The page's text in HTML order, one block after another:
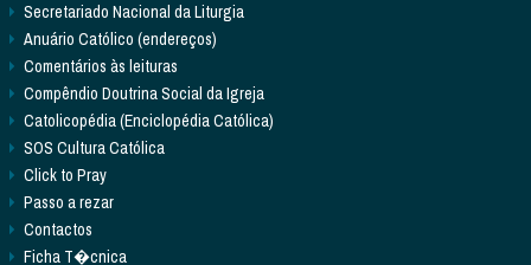
Secretariado Nacional da Liturgia
Anuário Católico (endereços)
Comentários às leituras
Compêndio Doutrina Social da Igreja
Catolicopédia (Enciclopédia Católica)
SOS Cultura Católica
Click to Pray
Passo a rezar
Contactos
Ficha T�cnica